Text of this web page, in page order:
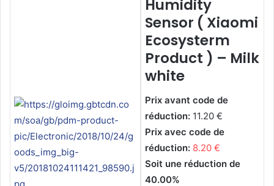
Humidity
Sensor ( Xiaomi
Ecosysterm
Product ) – Milk
white
Prix avant code de
réduction: 11.20 €
Prix avec code de
réduction: 8.20 €
Soit une réduction de
40.00%